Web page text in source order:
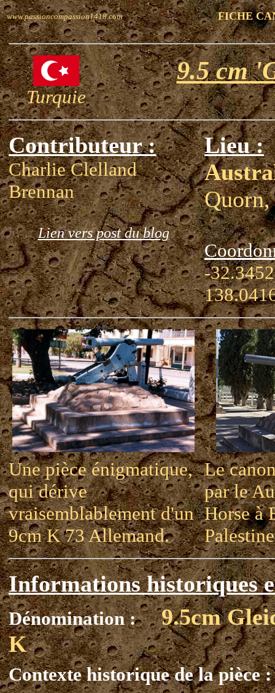
www.passioncompassion1418.com FICHE
Turquie
9.5 cm
Contributeur :
Charlie Clelland
Brennan
Lien vers post du blog
Lieu :
-
Une pièce énigmatique,
qui dérive
vraisemblablement d'un
9cm K 73 Allemand.
Le
par le
Horse à
Informations historiques
Dénomination :
9.5cm
K
Contexte historique de la pièce :